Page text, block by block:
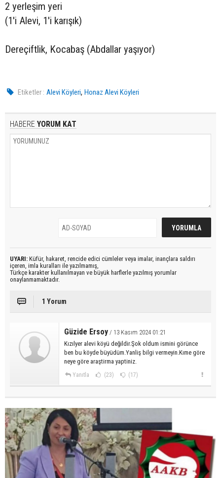
2 yerleşim yeri
(1'i Alevi, 1'i karışık)
Dereçiftlik, Kocabaş (Abdallar yaşıyor)
Etiketler : Alevi Köyleri,Honaz Alevi Köyleri
HABERE YORUM KAT
UYARI: Küfür, hakaret, rencide edici cümleler veya imalar, inançlara saldırı
içeren, imla kuralları ile yazılmamış,
Türkçe karakter kullanılmayan ve büyük harflerle yazılmış yorumlar
onaylanmamaktadır.
1 Yorum
Güzide Ersoy / 13 Kasım 2024 01:21
Kızılyer alevi köyü değildir.Şok oldum ismini görünce
ben bu köyde büyüdüm.Yanliş bilgi vermeyin.Kıme göre
neye göre araştirma yaptiniz.
Yanıtla (23) (17)